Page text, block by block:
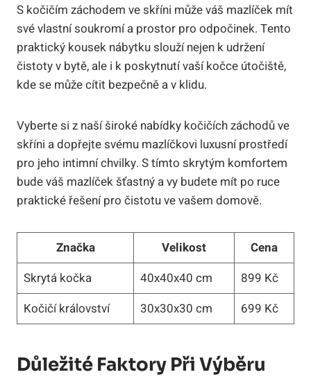
S kočičím záchodem ve skříni může váš mazlíček mít
své vlastní soukromí a prostor pro odpočinek. Tento
praktický kousek nábytku slouží nejen k udržení
čistoty v bytě, ale i k poskytnutí vaší kočce útočiště,
kde se může cítit bezpečně a v klidu.
Vyberte si z naší široké nabídky kočičích záchodů ve
skříni a dopřejte svému mazlíčkovi luxusní prostředí
pro jeho intimní chvilky. S tímto skrytým komfortem
bude váš mazlíček šťastný a vy budete mít po ruce
praktické řešení pro čistotu ve vašem domově.
Značka Velikost
Cena
Skrytá kočka
40x40x40 cm
899 Kč
Kočičí království
30x30x30 cm 699 Kč
Důležité Faktory Při Výběru